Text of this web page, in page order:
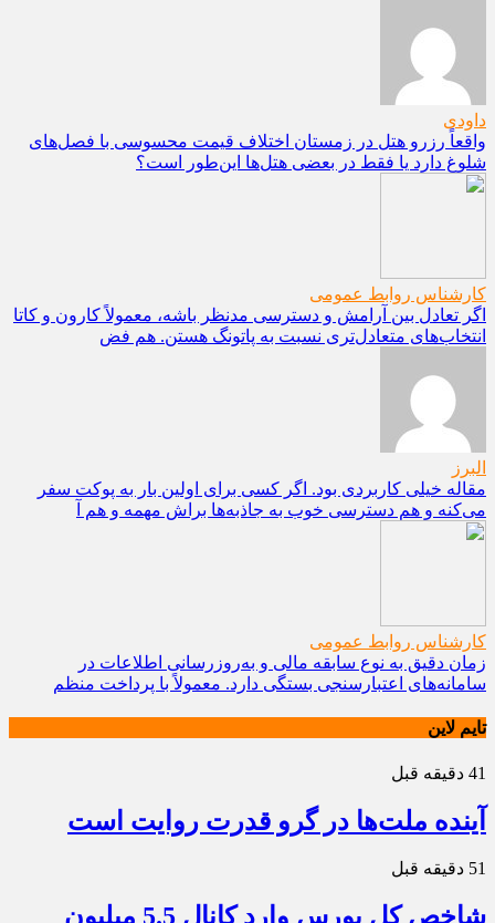
داودی
واقعاً رزرو هتل در زمستان اختلاف قیمت محسوسی با فصل‌های
شلوغ دارد یا فقط در بعضی هتل‌ها این‌طور است؟
کارشناس روابط عمومی
اگر تعادل بین آرامش و دسترسی مدنظر باشه، معمولاً کارون و کاتا
انتخاب‌های متعادل‌تری نسبت به پاتونگ هستن. هم فض
البرز
مقاله خیلی کاربردی بود. اگر کسی برای اولین بار به پوکت سفر
می‌کنه و هم دسترسی خوب به جاذبه‌ها براش مهمه و هم آ
کارشناس روابط عمومی
زمان دقیق به نوع سابقه مالی و به‌روزرسانی اطلاعات در
سامانه‌های اعتبارسنجی بستگی دارد. معمولاً با پرداخت منظم
تایم لاین
41 دقیقه قبل
آینده ملت‌ها در گرو قدرت روایت است
51 دقیقه قبل
شاخص کل بورس وارد کانال 5.5 میلیون